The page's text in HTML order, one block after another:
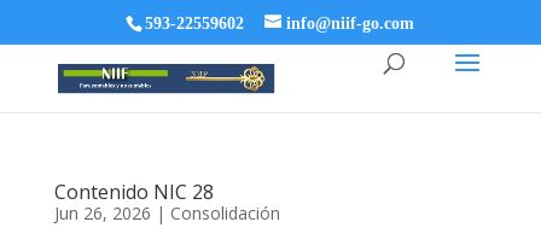
593-22559602 info@niif-go.com
Contenido NIC 28
Jun 26, 2026 | Consolidación